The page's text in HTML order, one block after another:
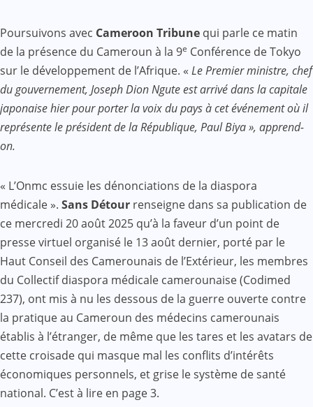
Poursuivons avec Cameroon Tribune qui parle ce matin
de la présence du Cameroun à la 9e Conférence de Tokyo
sur le développement de l’Afrique. « Le Premier ministre, chef
du gouvernement, Joseph Dion Ngute est arrivé dans la capitale
japonaise hier pour porter la voix du pays à cet événement où il
représente le président de la République, Paul Biya », apprend-
on.
« L’Onmc essuie les dénonciations de la diaspora
médicale ». Sans Détour renseigne dans sa publication de
ce mercredi 20 août 2025 qu’à la faveur d’un point de
presse virtuel organisé le 13 août dernier, porté par le
Haut Conseil des Camerounais de l’Extérieur, les membres
du Collectif diaspora médicale camerounaise (Codimed
237), ont mis à nu les dessous de la guerre ouverte contre
la pratique au Cameroun des médecins camerounais
établis à l’étranger, de même que les tares et les avatars de
cette croisade qui masque mal les conflits d’intérêts
économiques personnels, et grise le système de santé
national. C’est à lire en page 3.